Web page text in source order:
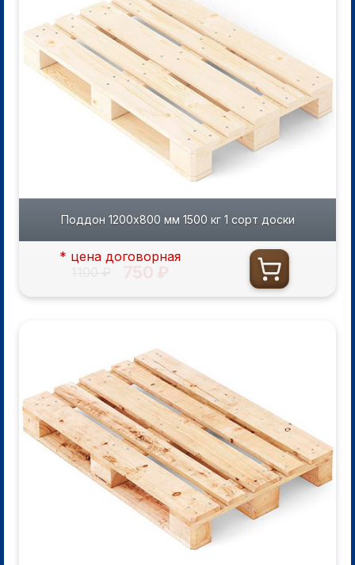
Поддон 1200х800 мм 1500 кг 1 сорт доски
* цена договорная